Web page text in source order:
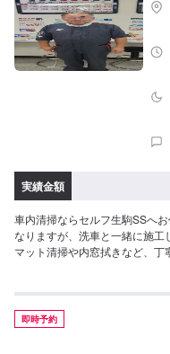
実績金額
車内清掃ならセルフ生駒SSへ
なりますが、洗車と一緒に施工
マット清掃や内窓拭きなど、
即時予約